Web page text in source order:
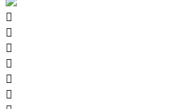





